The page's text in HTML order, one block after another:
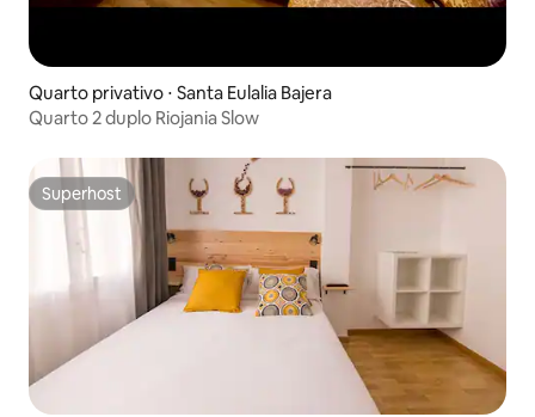
Quarto privativo ⋅ Santa Eulalia Bajera
Quarto 2 duplo Riojania Slow
Superhost
Superhost